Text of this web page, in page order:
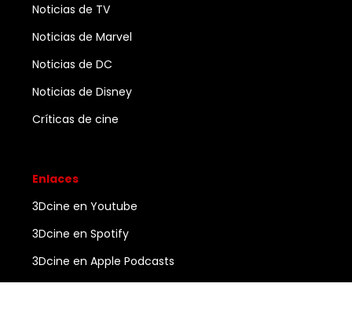
Noticias de TV
Noticias de Marvel
Noticias de DC
Noticias de Disney
Críticas de cine
Enlaces
3Dcine en Youtube
3Dcine en Spotify
3Dcine en Apple Podcasts